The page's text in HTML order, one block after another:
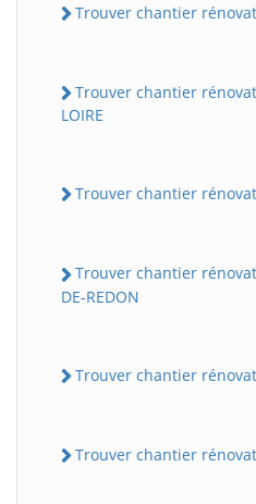
Trouver chantier
Trouver chantier
LOIRE
Trouver chantier
Trouver chantier
DE-REDON
Trouver chantier
Trouver chantier